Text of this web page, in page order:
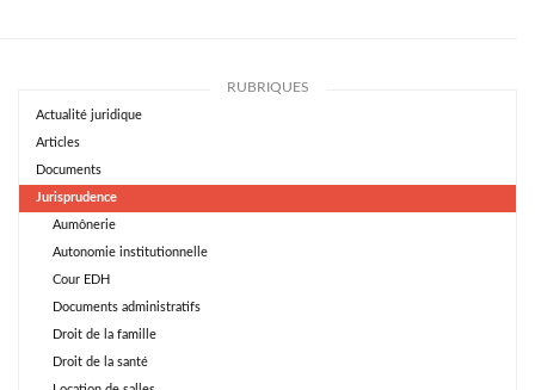
RUBRIQUES
Actualité juridique
Articles
Documents
Jurisprudence
Aumônerie
Autonomie institutionnelle
Cour EDH
Documents administratifs
Droit de la famille
Droit de la santé